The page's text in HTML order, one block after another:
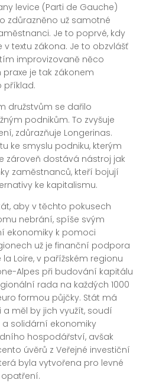
levice (Parti de Gauche)
zdůrazněno už samotné
Je to poprvé, kdy
textu zákona. Je to obzvlášť
improvizovaně něco
je tak zákonem
příklad.
družstvům se dařilo
podnikům. To zvyšuje
zdůrazňuje Longerinas.
ke smyslu podniku, kterým
zároveň dostává nástroj jak
zaměstnanců, kteří bojují
ke kapitalismu.
aby v těchto pokusech
nebrání, spíše svým
ekonomiky k pomoci
už je finanční podpora
Loire, v pařížském regionu
Alpes při budování kapitálu
rada na každých 1000
formou půjčky. Stát má
měl by jich využít, soudí
a solidární ekonomiky
hospodářství, avšak
úvěrů z Veřejné investiční
byla vytvořena pro levné